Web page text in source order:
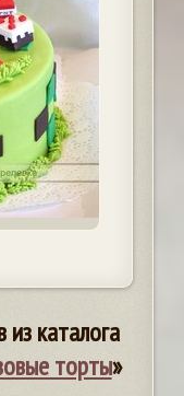
каталога
торты»